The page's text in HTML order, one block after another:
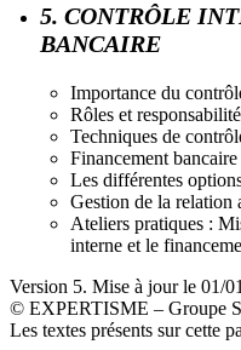
5. CONTRÔLE
BANCAIRE
Importance du
Rôles et
Techniques de
Financement bancaire
Les différentes
Gestion de la relation
Ateliers pratiques :
interne et le
Version 5. Mise à jour le 01/
© EXPERTISME – Groupe
Les textes présents sur cette